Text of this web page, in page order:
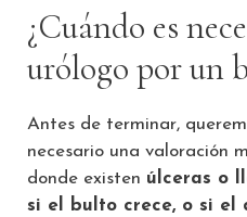
¿Cuándo es
urólogo por un
Antes de terminar,
necesario una valoración
donde existen úlceras o
si el bulto crece, o si el